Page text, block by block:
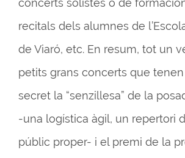
concerts solistes o de
recitals dels alumnes de
de Viaró, etc. En resum, tot un
petits grans concerts que
secret la “senzillesa” de la
-una logística àgil, un repertori
públic proper- i el premi de la